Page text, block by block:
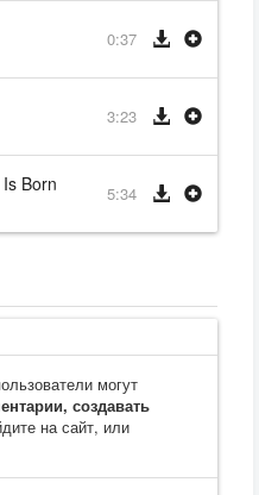
0:37
3:23
Born 5:34
могут
создавать
на сайт, или